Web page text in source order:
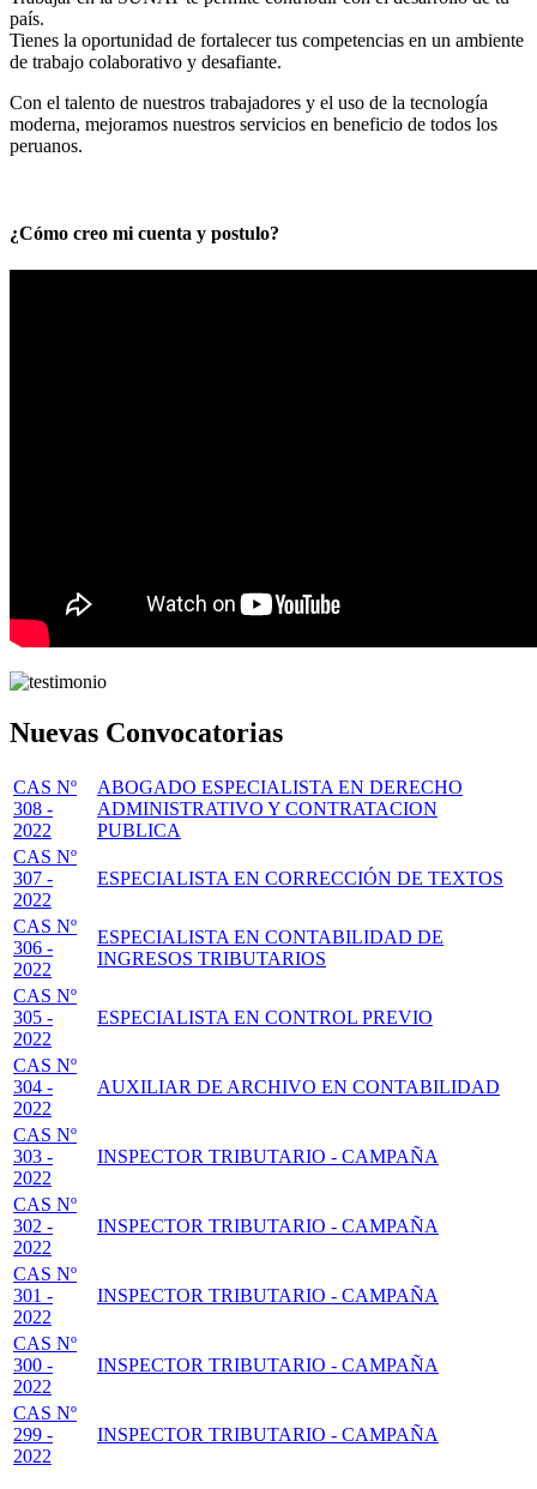
país.
Tienes la oportunidad de fortalecer tus competencias en un ambiente
de trabajo colaborativo y desafiante.
Con el talento de nuestros trabajadores y el uso de la tecnología
moderna, mejoramos nuestros servicios en beneficio de todos los
peruanos.
¿Cómo creo mi cuenta y postulo?
Nuevas Convocatorias
CAS Nº
308 -
2022
ABOGADO ESPECIALISTA EN DERECHO
ADMINISTRATIVO Y CONTRATACION
PUBLICA
CAS Nº
307 -
2022
ESPECIALISTA EN CORRECCIÓN DE TEXTOS
CAS Nº
306 -
2022
ESPECIALISTA EN CONTABILIDAD DE
INGRESOS TRIBUTARIOS
CAS Nº
305 -
2022
ESPECIALISTA EN CONTROL PREVIO
CAS Nº
304 -
2022
AUXILIAR DE ARCHIVO EN CONTABILIDAD
CAS Nº
303 -
2022
INSPECTOR TRIBUTARIO - CAMPAÑA
CAS Nº
302 -
2022
INSPECTOR TRIBUTARIO - CAMPAÑA
CAS Nº
301 -
2022
INSPECTOR TRIBUTARIO - CAMPAÑA
CAS Nº
300 -
2022
INSPECTOR TRIBUTARIO - CAMPAÑA
CAS Nº
299 -
2022
INSPECTOR TRIBUTARIO - CAMPAÑA